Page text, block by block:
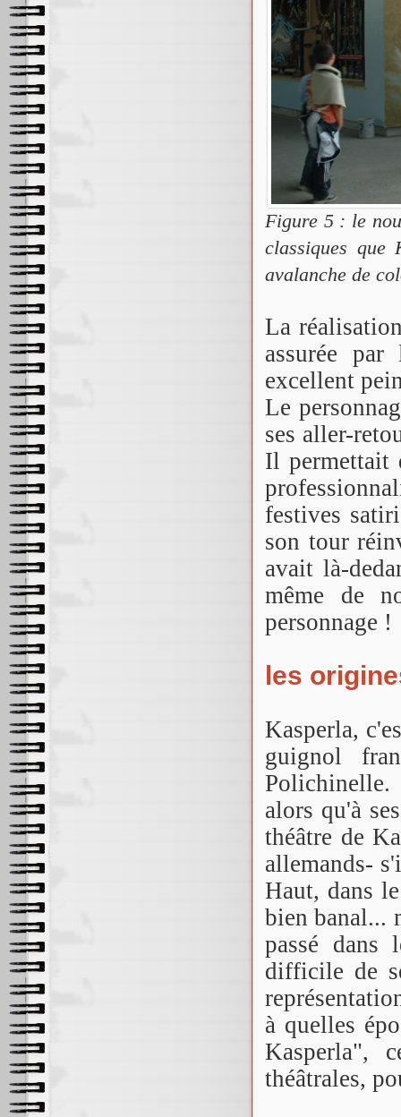
Figure 5 : le
classiques que
avalanche de
La
assurée
excellent
Le
ses aller-
Il permettait
festives
son tour
avait là-
même de
personnage !
les
Kasperla,
guignol
alors qu'à
théâtre de
allemands-
Haut, dans
bien banal...
passé dans
difficile de
à quelles
Kasperla",
théâtrales,